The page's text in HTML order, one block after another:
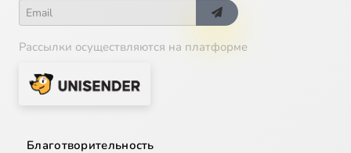
Рассылки осуществляются на платформе
Благотворительность